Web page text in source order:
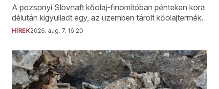
A pozsonyi Slovnaft kőolaj-finomítóban pénteken kora
délután kigyulladt egy, az üzemben tárolt kőolajtermék.
HÍREK2026. aug. 7. 16:20